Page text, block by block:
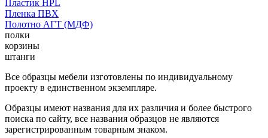
Пластик HPL
Пленка ПВХ
Полотно АГТ (МДФ)
полки
корзины
штанги
Все образцы мебели изготовлены по индивидуальному
проекту в единственном экземпляре.
Образцы имеют названия для их различия и более быстрого
поиска по сайту, все названия образцов не являются
зарегистрированным товарным знаком.